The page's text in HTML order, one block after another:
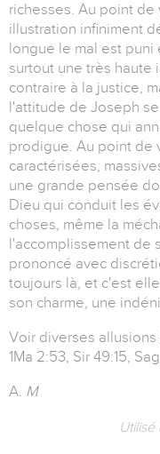
richesses. Au point de
illustration infiniment
longue le mal est
surtout une très haute
contraire à la justice,
l'attitude de Joseph
quelque chose qui
prodigue. Au point de
caractérisées,
une grande pensée
Dieu qui conduit les
choses, même la
l'accomplissement de
prononcé avec
toujours là, et c'est
son charme, une
Voir diverses
1Ma 2:53, Sir 49:15, Sag
A. M
Utilisé